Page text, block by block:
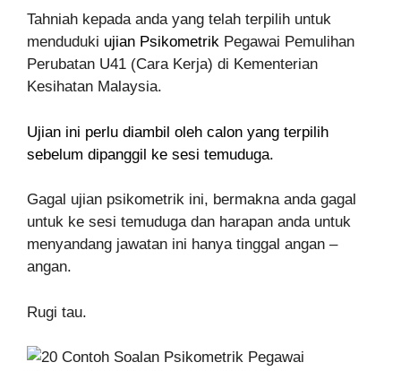
Tahniah kepada anda yang telah terpilih untuk
menduduki ujian Psikometrik Pegawai Pemulihan
Perubatan U41 (Cara Kerja) di Kementerian
Kesihatan Malaysia.
Ujian ini perlu diambil oleh calon yang terpilih
sebelum dipanggil ke sesi temuduga.
Gagal ujian psikometrik ini, bermakna anda gagal
untuk ke sesi temuduga dan harapan anda untuk
menyandang jawatan ini hanya tinggal angan –
angan.
Rugi tau.